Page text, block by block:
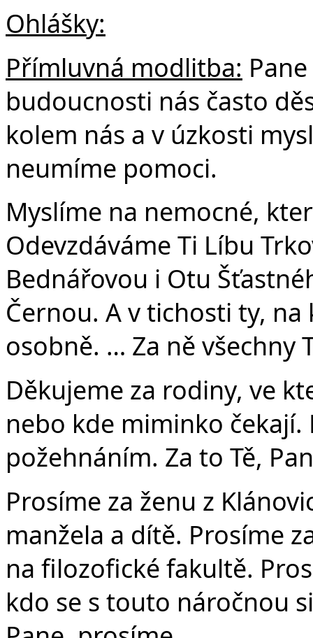
Ohlášky:
Přímluvná modlitba:
budoucnosti nás často
kolem nás a v úzkosti
neumíme pomoci.
Myslíme na nemocné,
Odevzdáváme Ti Líbu
Bednářovou i Otu
Černou. A v tichosti ty,
osobně. … Za ně všechny
Děkujeme za rodiny, ve
nebo kde miminko čekají.
požehnáním. Za to Tě,
Prosíme za ženu z
manžela a dítě. Prosíme
na filozofické fakultě.
kdo se s touto náročnou